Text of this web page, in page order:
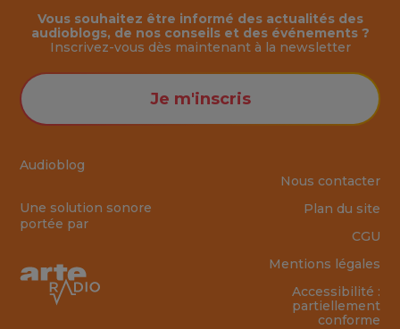
Audioblog
Une solution sonore
portée par
Vous souhaitez être informé des actualités des
audioblogs, de nos conseils et des événements ?
Inscrivez-vous dès maintenant à la newsletter
Je m'inscris
Nous contacter
Plan du site
CGU
Mentions légales
Accessibilité :
partiellement
conforme